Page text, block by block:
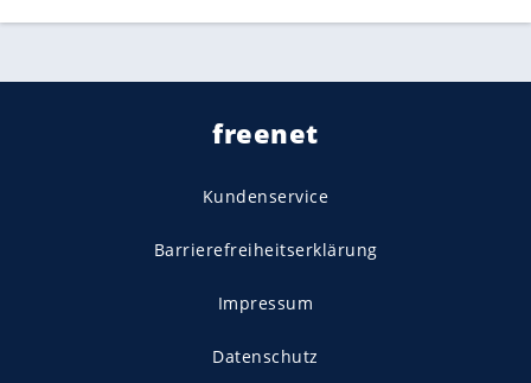
freenet
Kundenservice
Barrierefreiheitserklärung
Impressum
Datenschutz